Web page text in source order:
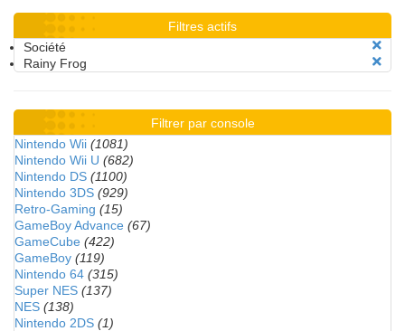
Filtres actifs
Société
Rainy Frog
Filtrer par console
Nintendo Wii (1081)
Nintendo Wii U (682)
Nintendo DS (1100)
Nintendo 3DS (929)
Retro-Gaming (15)
GameBoy Advance (67)
GameCube (422)
GameBoy (119)
Nintendo 64 (315)
Super NES (137)
NES (138)
Nintendo 2DS (1)